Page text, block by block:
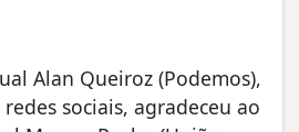
Alan Queiroz (Podemos),
sociais, agradeceu ao